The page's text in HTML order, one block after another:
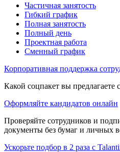
Частичная занятость
Гибкий график
Полная занятость
Полный день
Проектная работа
Сменный график
Корпоративная поддержка
Какой соцпакет вы
Оформляйте кандидатов онлайн
Проверяйте сотрудников и
документы без бумаг и личных
Ускорьте подбор в 2 раза с